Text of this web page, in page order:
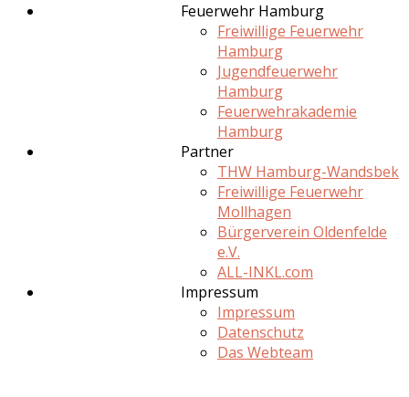
Feuerwehr Hamburg
Freiwillige Feuerwehr
Hamburg
Jugendfeuerwehr
Hamburg
Feuerwehrakademie
Hamburg
Partner
THW Hamburg-Wandsbek
Freiwillige Feuerwehr
Mollhagen
Bürgerverein Oldenfelde
e.V.
ALL-INKL.com
Impressum
Impressum
Datenschutz
Das Webteam